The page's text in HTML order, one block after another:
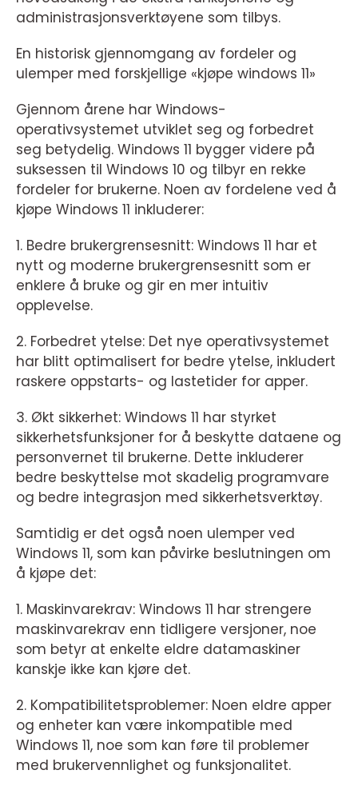
administrasjonsverktøyene som tilbys.
En historisk gjennomgang av fordeler og
ulemper med forskjellige «kjøpe windows 11»
Gjennom årene har Windows-
operativsystemet utviklet seg og forbedret
seg betydelig. Windows 11 bygger videre på
suksessen til Windows 10 og tilbyr en rekke
fordeler for brukerne. Noen av fordelene ved å
kjøpe Windows 11 inkluderer:
1. Bedre brukergrensesnitt: Windows 11 har et
nytt og moderne brukergrensesnitt som er
enklere å bruke og gir en mer intuitiv
opplevelse.
2. Forbedret ytelse: Det nye operativsystemet
har blitt optimalisert for bedre ytelse, inkludert
raskere oppstarts- og lastetider for apper.
3. Økt sikkerhet: Windows 11 har styrket
sikkerhetsfunksjoner for å beskytte dataene og
personvernet til brukerne. Dette inkluderer
bedre beskyttelse mot skadelig programvare
og bedre integrasjon med sikkerhetsverktøy.
Samtidig er det også noen ulemper ved
Windows 11, som kan påvirke beslutningen om
å kjøpe det:
1. Maskinvarekrav: Windows 11 har strengere
maskinvarekrav enn tidligere versjoner, noe
som betyr at enkelte eldre datamaskiner
kanskje ikke kan kjøre det.
2. Kompatibilitetsproblemer: Noen eldre apper
og enheter kan være inkompatible med
Windows 11, noe som kan føre til problemer
med brukervennlighet og funksjonalitet.